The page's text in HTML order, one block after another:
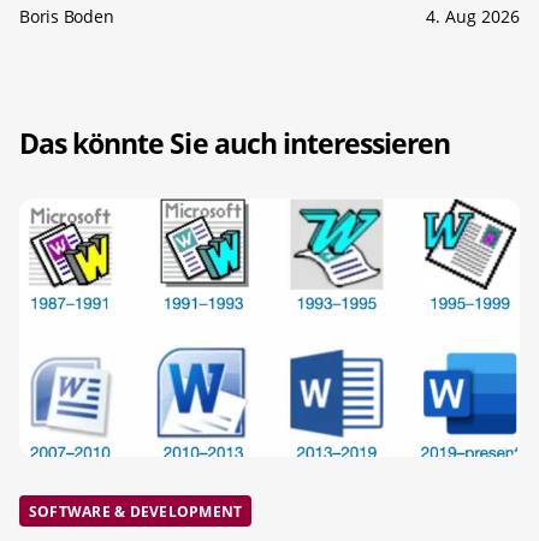
Boris Boden 4. Aug 2026
Das könnte Sie auch interessieren
SOFTWARE & DEVELOPMENT